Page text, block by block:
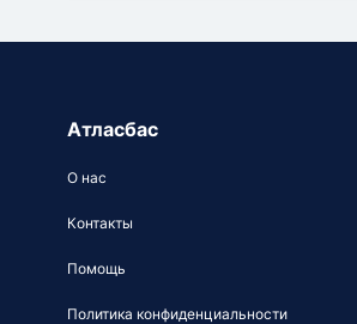
Атласбас
О нас
Контакты
Помощь
Политика конфиденциальности